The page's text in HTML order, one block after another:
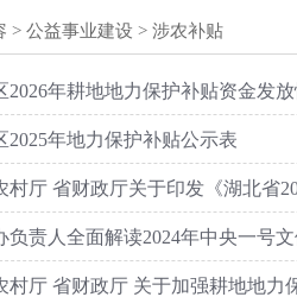
> 公益事业建设 > 涉农补贴
2026年耕地地力保护补贴资金发
2025年地力保护补贴公示表
村厅 省财政厅关于印发《湖北省
负责人全面解读2024年中央一号
村厅 省财政厅 关于加强耕地地力